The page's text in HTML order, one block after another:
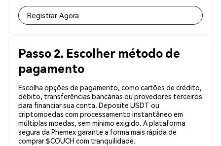
Registrar Agora
Passo 2. Escolher método de
pagamento
Escolha opções de pagamento, como cartões de crédito,
débito, transferências bancárias ou provedores terceiros
para financiar sua conta. Deposite USDT ou
criptomoedas com processamento instantâneo em
múltiplas moedas, sem mínimo exigido. A plataforma
segura da Phemex garante a forma mais rápida de
comprar $COUCH com tranquilidade.